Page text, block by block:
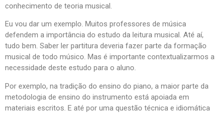
conhecimento de teoria musical.
Eu vou dar um exemplo. Muitos professores de música
defendem a importância do estudo da leitura musical. Até aí,
tudo bem. Saber ler partitura deveria fazer parte da formação
musical de todo músico. Mas é importante contextualizarmos a
necessidade deste estudo para o aluno.
Por exemplo, na tradição do ensino do piano, a maior parte da
metodologia de ensino do instrumento está apoiada em
materiais escritos. E até por uma questão técnica e idiomática